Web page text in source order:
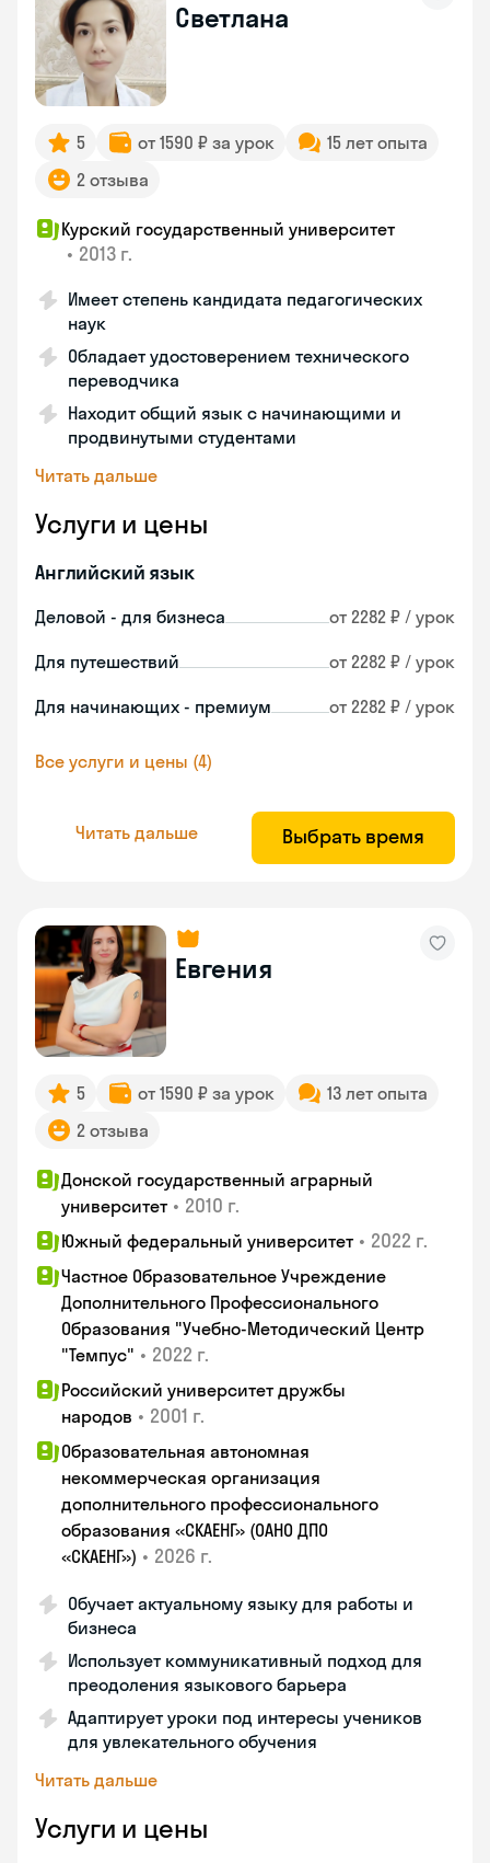
Светлана
5 от 1590 ₽ за урок
15 лет опыта
2 отзыва
Курский государственный университет
• 2013 г.
Имеет степень кандидата педагогических
наук
Обладает удостоверением технического
переводчика
Находит общий язык с начинающими и
продвинутыми студентами
Читать дальше
Услуги и цены
Английский язык
Деловой - для бизнеса от 2282 ₽ / урок
Для путешествий от 2282 ₽ / урок
Для начинающих - премиум от 2282 ₽ / урок
Все услуги и цены (4)
Читать дальше Выбрать время
Евгения
5 от 1590 ₽ за урок
13 лет опыта
2 отзыва
Донской государственный аграрный
университет • 2010 г.
Южный федеральный университет • 2022 г.
Частное Образовательное Учреждение
Дополнительного Профессионального
Образования "Учебно-Методический Центр
"Темпус" • 2022 г.
Российский университет дружбы
народов • 2001 г.
Образовательная автономная
некоммерческая организация
дополнительного профессионального
образования «СКАЕНГ» (ОАНО ДПО
«СКАЕНГ») • 2026 г.
Обучает актуальному языку для работы и
бизнеса
Использует коммуникативный подход для
преодоления языкового барьера
Адаптирует уроки под интересы учеников
для увлекательного обучения
Читать дальше
Услуги и цены